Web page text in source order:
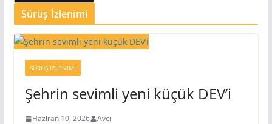
Sürüş İzlenimi
SÜRÜŞ İZLENIMI
Şehrin sevimli yeni küçük DEV’i
Haziran 10, 2026 Avcı